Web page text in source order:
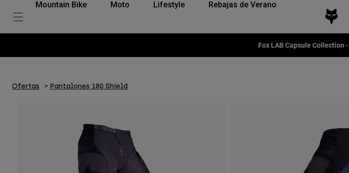
Mountain Bike Moto Lifestyle Rebajas de Verano
Fox LAB Capsule Collection -
Ofertas Pantalones 180 Shield